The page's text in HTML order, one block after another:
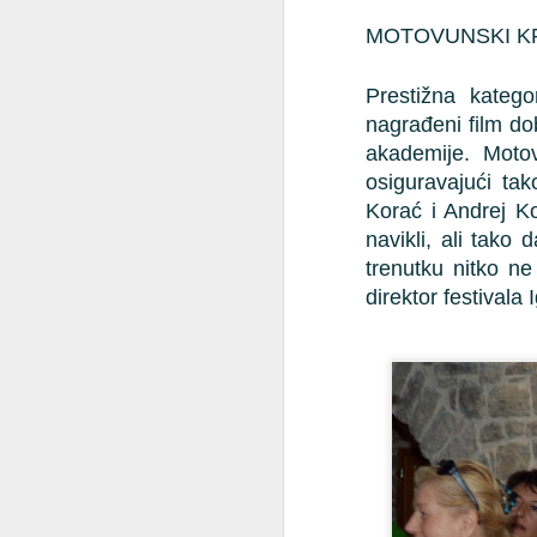
MOTOVUNSKI
Prestižna
nagrađeni film
akademije.
osiguravajući
Korać i Andrej
navikli, ali tako
trenutku nitko
direktor festivala